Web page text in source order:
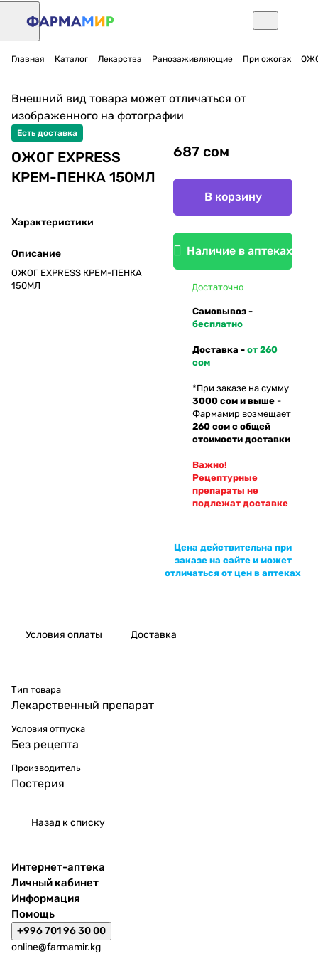
Главная Каталог Лекарства Ранозаживляющие При ожогах
Внешний вид товара может отличаться от
изображенного на фотографии
Есть доставка
ОЖОГ EXPRESS
КРЕМ-ПЕНКА 150МЛ
Характеристики
Описание
ОЖОГ EXPRESS КРЕМ-ПЕНКА
150МЛ
687 сом
В корзину
Наличие в аптеках
Достаточно
Самовывоз -
бесплатно
Доставка - от 260
сом
*При заказе на сумму
3000 сом и выше -
Фармамир возмещает
260 сом с общей
стоимости доставки
Важно!
Рецептурные
препараты не
подлежат доставке
Цена действительна при
заказе на сайте и может
отличаться от цен в аптеках
Условия оплаты Доставка
Тип товара
Лекарственный препарат
Условия отпуска
Без рецепта
Производитель
Постерия
Назад к списку
Интернет-аптека
Личный кабинет
Информация
Помощь
+996 701 96 30 00
online@farmamir.kg